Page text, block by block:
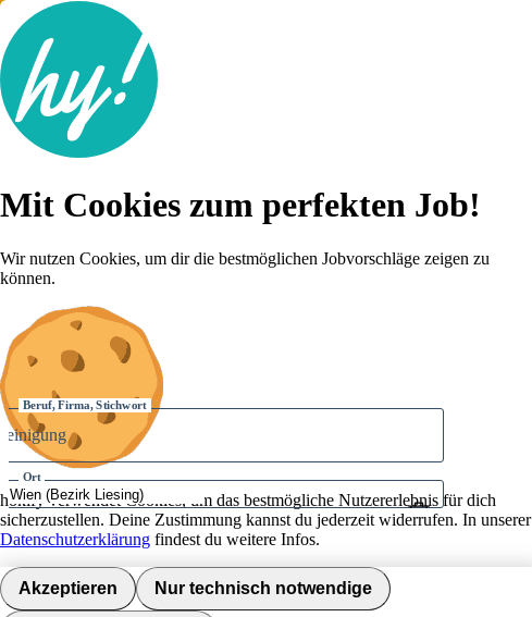
Lebenslauf
Karriere-Tipps
Anmelden
Beruf, Firma, Stichwort
Ort
Umkreis
Jobs finden
Anstellungsart
Mit Cookies zum perfekten Job!
Wir nutzen Cookies, um dir die bestmöglichen Jobvorschläge zeigen zu
können.
hokify verwendet Cookies, um das bestmögliche Nutzererlebnis für dich
sicherzustellen. Deine Zustimmung kannst du jederzeit widerrufen. In unserer
Datenschutzerklärung findest du weitere Infos.
Akzeptieren Nur technisch notwendige